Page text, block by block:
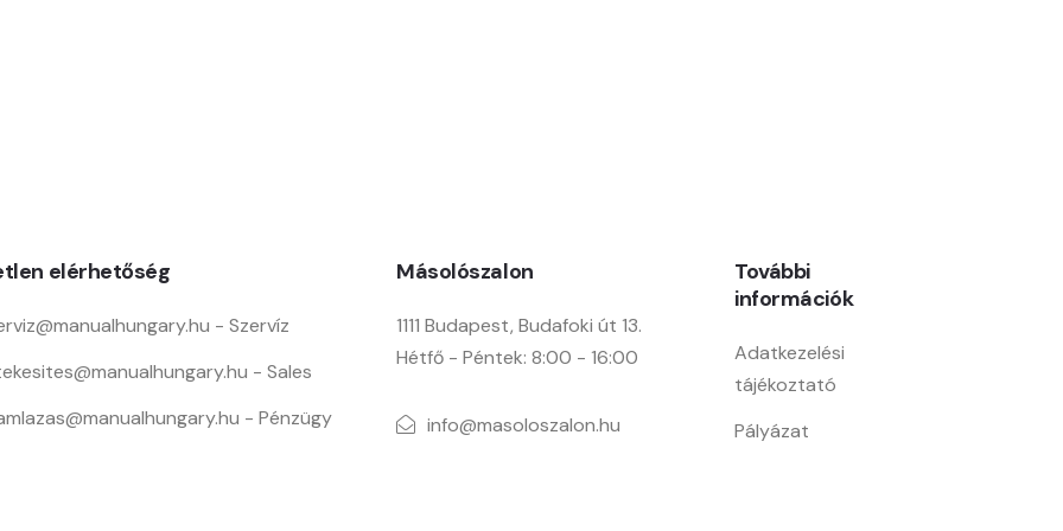
elérhetőség
- Szervíz
- Sales
- Pénzügy
Másolószalon
1111 Budapest, Budafoki út 13.
Hétfő - Péntek: 8:00 - 16:00
info@masoloszalon.hu
További
információk
Adatkezelési
tájékoztató
Pályázat